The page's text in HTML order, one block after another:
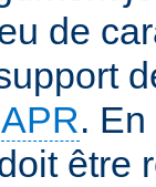
de
APR.
être